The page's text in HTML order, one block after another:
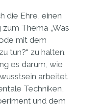
die Ehre, einen
Thema „Was
mit dem
tun?“ zu halten.
es darum, wie
arbeitet
Techniken,
und dem